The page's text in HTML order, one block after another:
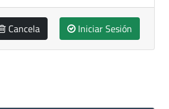
Cancela Iniciar Sesión